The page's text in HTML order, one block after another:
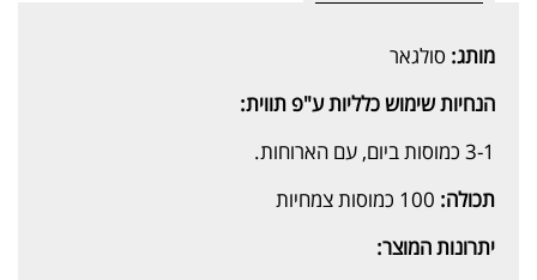
מותג: סולגאר
הנחיות שימוש כלליות ע"פ תווית:
3-1 כמוסות ביום, עם הארוחות.
תכולה:
יתרונות המוצר: